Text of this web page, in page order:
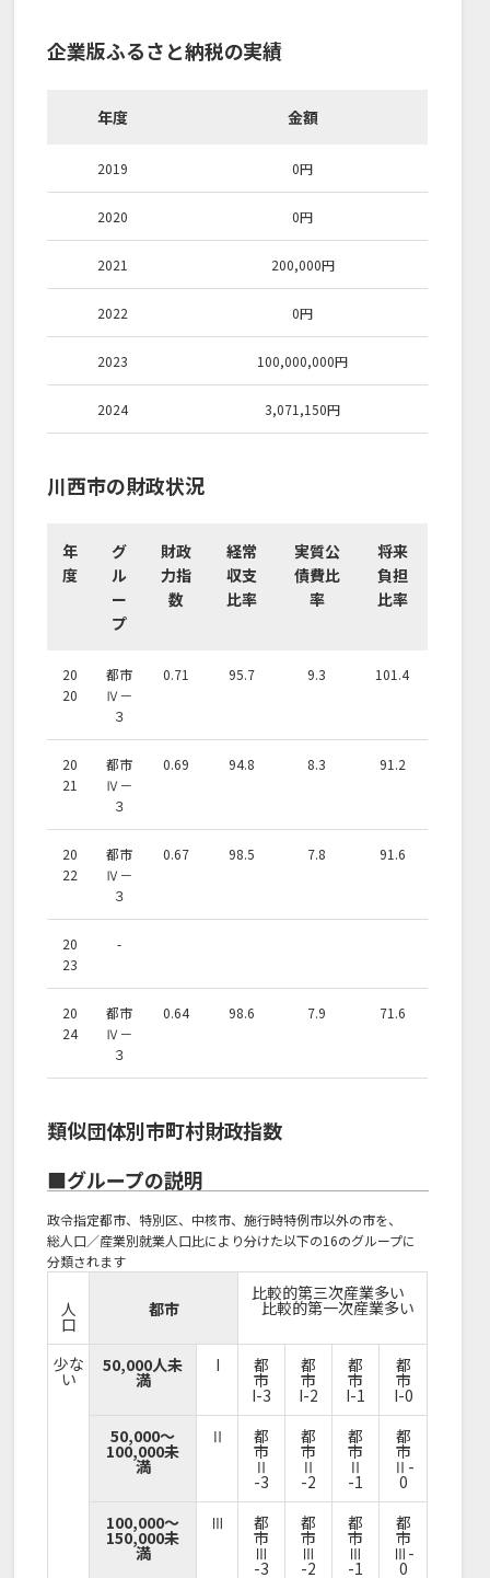
企業版ふるさと納税の実績
年度 金額
2019 0円
2020 0円
2021 200,000円
2022 0円
2023 100,000,000円
2024 3,071,150円
川西市の財政状況
年
度
グ
ル
ー
プ
財政
力指
数
経常
収支
比率
実質公
債費比
率
将来
負担
比率
20
20
都市
Ⅳ－
３
0.71 95.7 9.3 101.4
20
21
都市
Ⅳ－
３
0.69 94.8 8.3 91.2
20
22
都市
Ⅳ－
３
0.67 98.5 7.8 91.6
20
23
-
20
24
都市
Ⅳ－
３
0.64 98.6 7.9 71.6
類似団体別市町村財政指数
■グループの説明
政令指定都市、特別区、中核市、施行時特例市以外の市を、
総人口／産業別就業人口比により分けた以下の16のグループに
分類されます
人
口
都市
比較的第三次産業多い
比較的第一次産業多い
少な
い
50,000人未
満
I 都
市
I-3
都
市
I-2
都
市
I-1
都
市
I-0
50,000～
100,000未
満
Ⅱ 都
市
Ⅱ
-3
都
市
Ⅱ
-2
都
市
Ⅱ
-1
都
市
Ⅱ-
0
100,000～
150,000未
満
Ⅲ 都
市
Ⅲ
-3
都
市
Ⅲ
-2
都
市
Ⅲ
-1
都
市
Ⅲ-
0